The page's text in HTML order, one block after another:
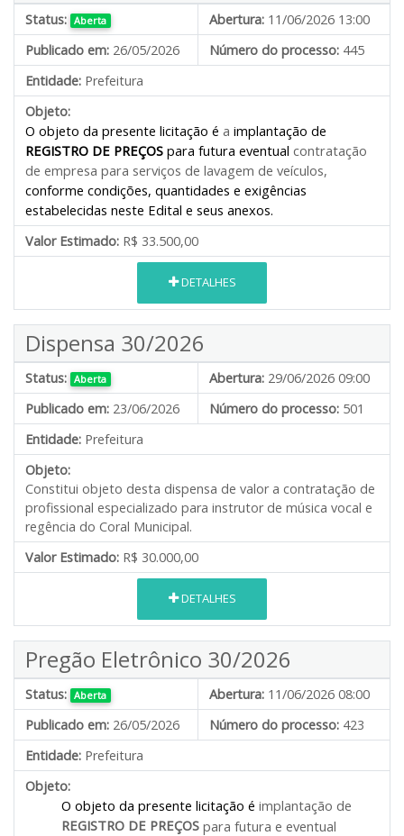
Status: Aberta Abertura: 11/06/2026 13:00
Publicado em: 26/05/2026 Número do processo: 445
Entidade: Prefeitura
Objeto:
O objeto da presente licitação é a implantação de
REGISTRO DE PREÇOS para futura eventual contratação
de empresa para serviços de lavagem de veículos,
conforme condições, quantidades e exigências
estabelecidas neste Edital e seus anexos.
Valor Estimado: R$ 33.500,00
DETALHES
Dispensa 30/2026
Status: Aberta Abertura: 29/06/2026 09:00
Publicado em: 23/06/2026 Número do processo: 501
Entidade: Prefeitura
Objeto:
Constitui objeto desta dispensa de valor a contratação de
profissional especializado para instrutor de música vocal e
regência do Coral Municipal.
Valor Estimado: R$ 30.000,00
DETALHES
Pregão Eletrônico 30/2026
Status: Aberta Abertura: 11/06/2026 08:00
Publicado em: 26/05/2026 Número do processo: 423
Entidade: Prefeitura
Objeto:
O objeto da presente licitação é implantação de
REGISTRO DE PREÇOS para futura e eventual